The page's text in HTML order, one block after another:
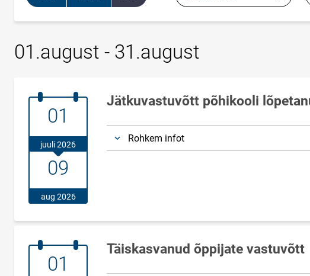
01.august - 31.august
01.juuli.2026
01
juuli 2026
09.august.2026
09
aug 2026
Jätkuvastuvõtt põhikooli
Rohkem infot
01.juuli.2026
01
Täiskasvanud õppijate vastuvõtt